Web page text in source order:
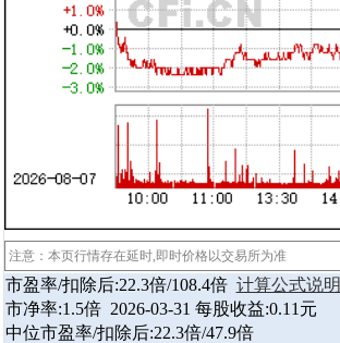
注意：本页行情存在延时,即时价格以交易所为准
市盈率/扣除后:22.3倍/108.4倍 计算公式说明
市净率:1.5倍 2026-03-31 每股收益:0.11元
中位市盈率/扣除后:22.3倍/47.9倍